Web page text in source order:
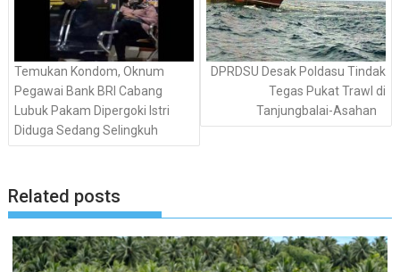
Temukan Kondom, Oknum
Pegawai Bank BRI Cabang
Lubuk Pakam Dipergoki Istri
Diduga Sedang Selingkuh
DPRDSU Desak Poldasu Tindak
Tegas Pukat Trawl di
Tanjungbalai-Asahan
Related posts